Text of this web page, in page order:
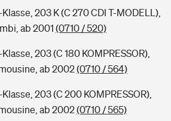
203 K (C 270 CDI T-MODELL),
ab 2001 (0710 / 520)
203 (C 180 KOMPRESSOR),
ab 2002(0710 / 564)
203 (C 200 KOMPRESSOR),
ab 2002(0710 / 565)